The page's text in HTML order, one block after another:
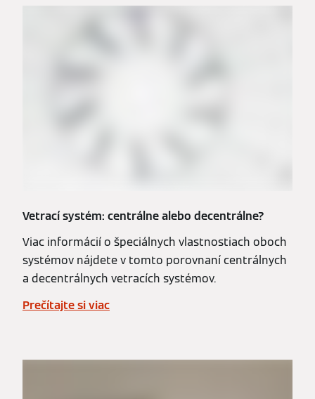
Vetrací systém: centrálne alebo decentrálne?
Viac informácií o špeciálnych vlastnostiach oboch
systémov nájdete v tomto porovnaní centrálnych
a decentrálnych vetracích systémov.
Prečítajte si viac